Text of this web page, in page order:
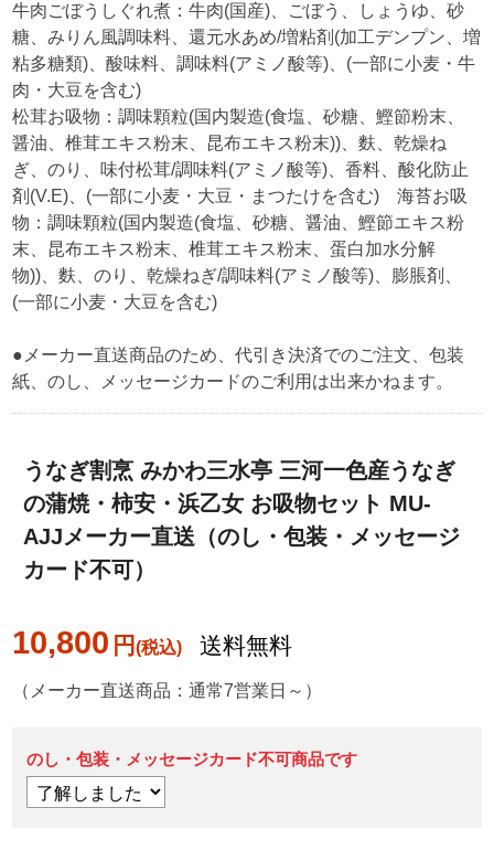
うなぎ割烹 みかわ三水亭 三河一色産うなぎ
の蒲焼・柿安・浜乙女 お吸物セット MU-
AJJメーカー直送（のし・包装・メッセージ
カード不可）
10,800 円 送料無料
（メーカー直送商品：通常7営業日～）
のし・包装・メッセージカード不可商品です
牛肉ごぼうしぐれ煮：牛肉(国産)、ごぼう、しょうゆ、砂
糖、みりん風調味料、還元水あめ/増粘剤(加工デンプン、増
粘多糖類)、酸味料、調味料(アミノ酸等)、(一部に小麦・牛
肉・大豆を含む)
松茸お吸物：調味顆粒(国内製造(食塩、砂糖、鰹節粉末、
醤油、椎茸エキス粉末、昆布エキス粉末))、麩、乾燥ね
ぎ、のり、味付松茸/調味料(アミノ酸等)、香料、酸化防止
剤(V.E)、(一部に小麦・大豆・まつたけを含む) 海苔お吸
物：調味顆粒(国内製造(食塩、砂糖、醤油、鰹節エキス粉
末、昆布エキス粉末、椎茸エキス粉末、蛋白加水分解
物))、麩、のり、乾燥ねぎ/調味料(アミノ酸等)、膨脹剤、
(一部に小麦・大豆を含む)
●メーカー直送商品のため、代引き決済でのご注文、包装
紙、のし、メッセージカードのご利用は出来かねます。